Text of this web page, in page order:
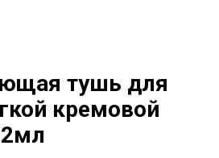
тушь для
кремовой